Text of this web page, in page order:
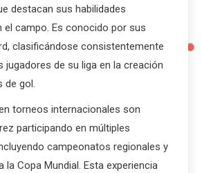
destacan sus habilidades
el campo. Es conocido por sus
clasificándose consistentemente
jugadores de su liga en la creación
de gol.
torneos internacionales son
participando en múltiples
campeonatos regionales y
la Copa Mundial. Esta experiencia